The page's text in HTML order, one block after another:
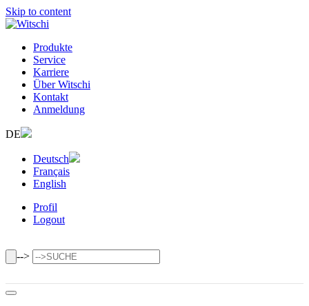
Skip to content
Produkte
Service
Karriere
Über Witschi
Kontakt
Anmeldung
DE
Deutsch
Français
English
Profil
Logout
-->